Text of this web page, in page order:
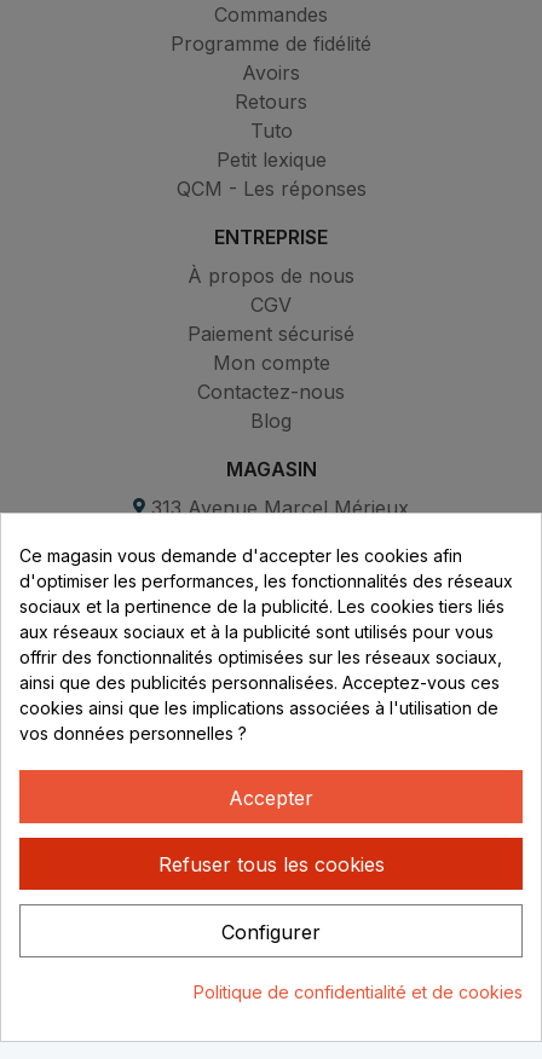
Commandes
Programme de fidélité
Avoirs
Retours
Tuto
Petit lexique
QCM - Les réponses
ENTREPRISE
À propos de nous
CGV
Paiement sécurisé
Mon compte
Contactez-nous
Blog
MAGASIN
313 Avenue Marcel Mérieux
69530 Brignais
Lundi au vendredi :
8h - 16h
uniquement sur Rendez-vous
CONTACT
04 78 37 00 68
contact@rhonephilatelie.fr
Un site conçu par :
Ce magasin vous demande d'accepter les cookies afin
d'optimiser les performances, les fonctionnalités des réseaux
sociaux et la pertinence de la publicité. Les cookies tiers liés
aux réseaux sociaux et à la publicité sont utilisés pour vous
offrir des fonctionnalités optimisées sur les réseaux sociaux,
ainsi que des publicités personnalisées. Acceptez-vous ces
cookies ainsi que les implications associées à l'utilisation de
vos données personnelles ?
Accepter
Refuser tous les cookies
Configurer
Politique de confidentialité et de cookies